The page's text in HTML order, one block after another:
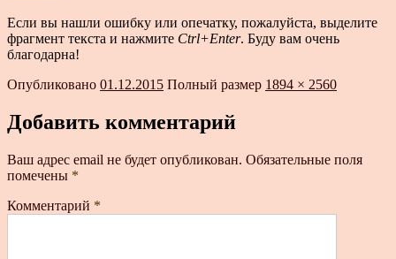
Если вы нашли ошибку или опечатку, пожалуйста, выделите
фрагмент текста и нажмите Ctrl+Enter. Буду вам очень
благодарна!
Опубликовано 01.12.2015 Полный размер 1894 × 2560
Добавить комментарий
Ваш адрес email не будет опубликован. Обязательные поля
помечены *
Комментарий *